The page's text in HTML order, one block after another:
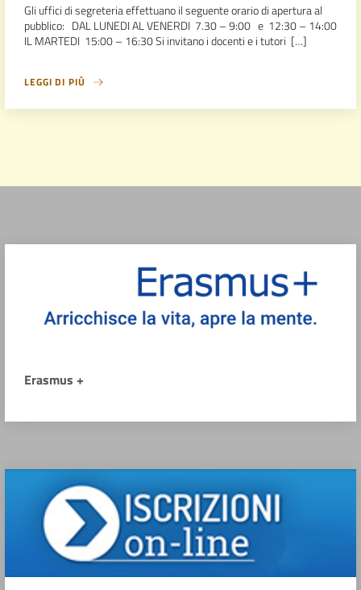
Gli uffici di segreteria effettuano il seguente orario di apertura al
pubblico: DAL LUNEDI AL VENERDI 7.30 – 9:00 e 12:30 – 14:00
IL MARTEDI 15:00 – 16:30 Si invitano i docenti e i tutori […]
LEGGI DI PIÙ
Erasmus +